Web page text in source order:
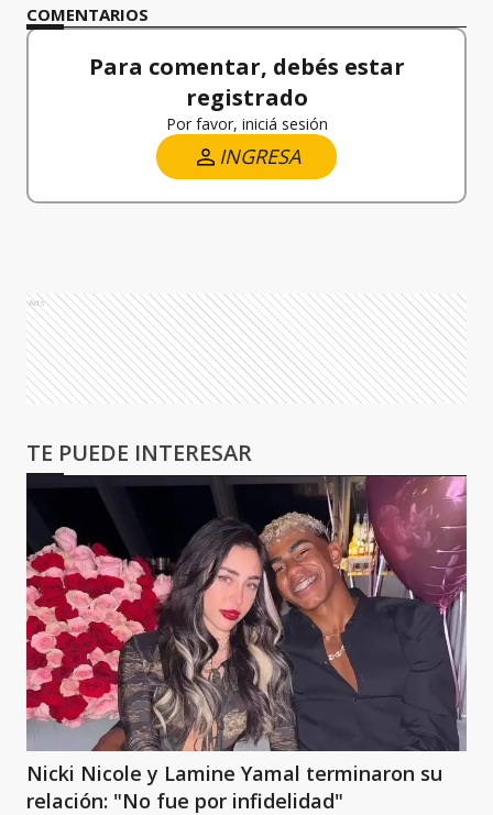
COMENTARIOS
Para comentar, debés estar
registrado
Por favor, iniciá sesión
INGRESA
Ads
TE PUEDE INTERESAR
Nicki Nicole y Lamine Yamal terminaron su
relación: "No fue por infidelidad"